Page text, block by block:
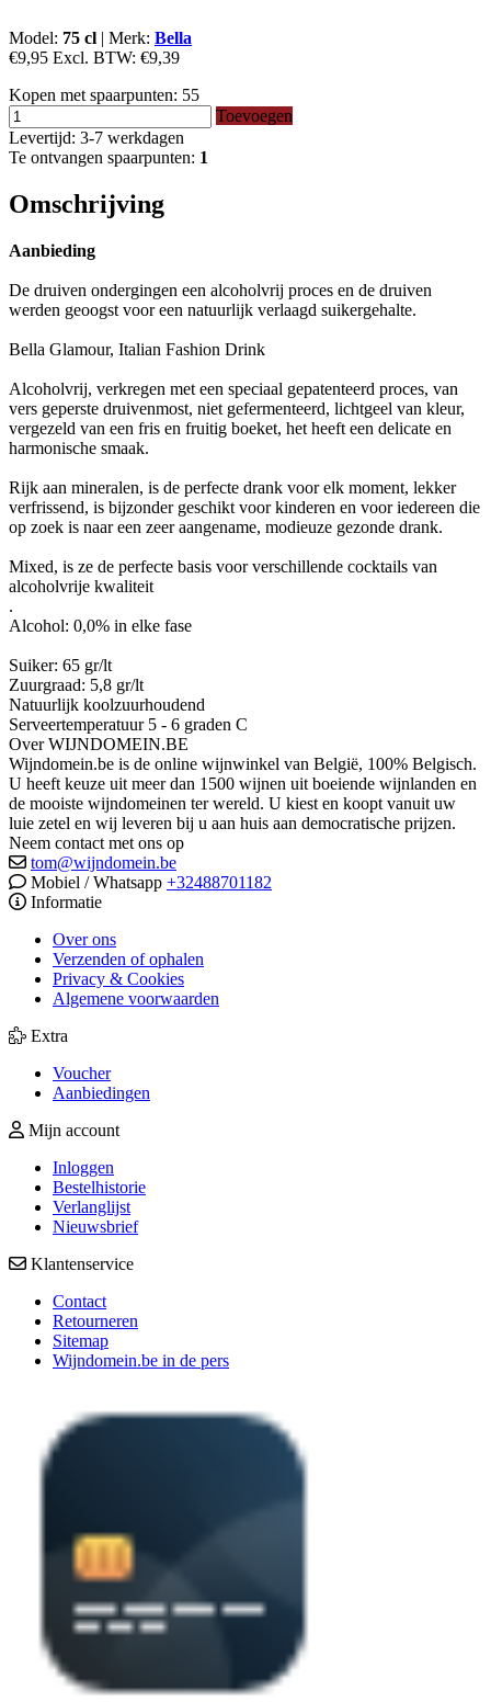
Model: 75 cl | Merk: Bella
€9,95 Excl. BTW: €9,39
Kopen met spaarpunten: 55
Toevoegen
Levertijd: 3-7 werkdagen
Te ontvangen spaarpunten: 1
Omschrijving
Aanbieding
De druiven ondergingen een alcoholvrij proces en de druiven
werden geoogst voor een natuurlijk verlaagd suikergehalte.
Bella Glamour, Italian Fashion Drink
Alcoholvrij, verkregen met een speciaal gepatenteerd proces, van
vers geperste druivenmost, niet gefermenteerd, lichtgeel van kleur,
vergezeld van een fris en fruitig boeket, het heeft een delicate en
harmonische smaak.
Rijk aan mineralen, is de perfecte drank voor elk moment, lekker
verfrissend, is bijzonder geschikt voor kinderen en voor iedereen die
op zoek is naar een zeer aangename, modieuze gezonde drank.
Mixed, is ze de perfecte basis voor verschillende cocktails van
alcoholvrije kwaliteit
.
Alcohol: 0,0% in elke fase
Suiker: 65 gr/lt
Zuurgraad: 5,8 gr/lt
Natuurlijk koolzuurhoudend
Serveertemperatuur 5 - 6 graden C
Over WIJNDOMEIN.BE
Wijndomein.be is de online wijnwinkel van België, 100% Belgisch.
U heeft keuze uit meer dan 1500 wijnen uit boeiende wijnlanden en
de mooiste wijndomeinen ter wereld. U kiest en koopt vanuit uw
luie zetel en wij leveren bij u aan huis aan democratische prijzen.
Neem contact met ons op
tom@wijndomein.be
Mobiel / Whatsapp +32488701182
Informatie
Over ons
Verzenden of ophalen
Privacy & Cookies
Algemene voorwaarden
Extra
Voucher
Aanbiedingen
Mijn account
Inloggen
Bestelhistorie
Verlanglijst
Nieuwsbrief
Klantenservice
Contact
Retourneren
Sitemap
Wijndomein.be in de pers